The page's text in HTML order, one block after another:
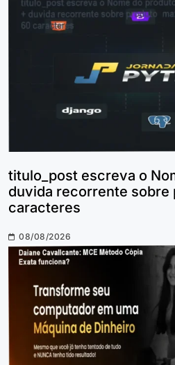
titulo_post escreva o
duvida recorrente sobre
caracteres
08/08/2026